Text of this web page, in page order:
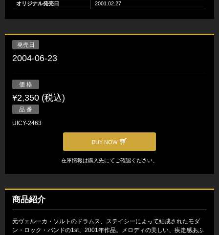
オリジナル発売日
2001.02.27
発売日
2004-06-23
価 格
¥2,350 (税込)
品 番
UICY-2463
BUY NOW
在庫情報は購入先にてご確認ください。
商品紹介
元ヴェルーカ・ソルトのドラムス、ステイシーによって結成されたモダ
ン・ロック・バンドの1st、2001年作品。メロディの美しい、疾走感あふ